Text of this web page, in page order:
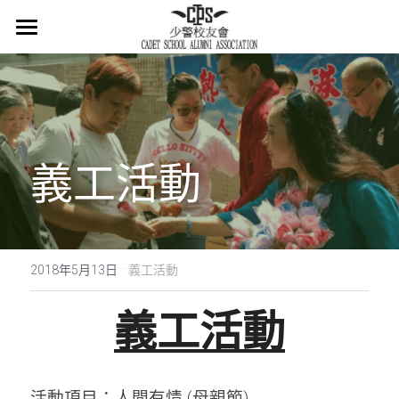
主頁
關於我們
會章
少警冷知識
最新消息
活在當下
懷緬過去
會員登記
義工活動
2018年5月13日 · 義工活動
義工活動
商品分類
所有商品分類